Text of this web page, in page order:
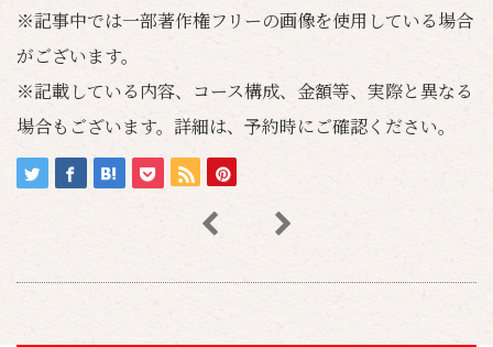
※記事中では一部著作権フリーの画像を使用している場合
がございます。
※記載している内容、コース構成、金額等、実際と異なる
場合もございます。詳細は、予約時にご確認ください。